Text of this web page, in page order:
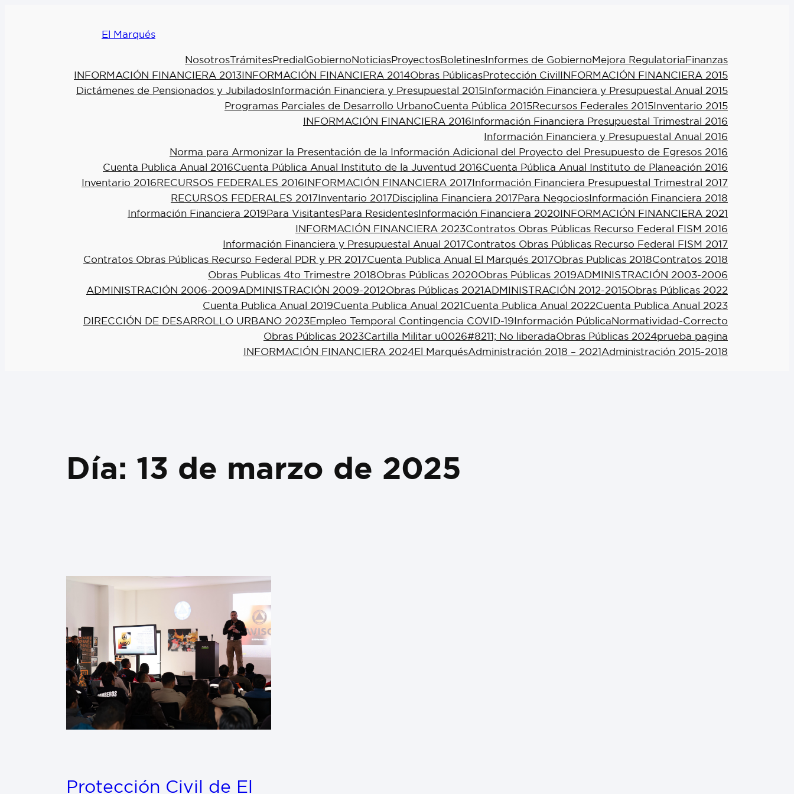
El Marqués
NosotrosTrámitesPredialGobiernoNoticiasProyectosBoletinesInformes de GobiernoMejora RegulatoriaFinanzas
INFORMACIÓN FINANCIERA 2013INFORMACIÓN FINANCIERA 2014Obras PúblicasProtección CivilINFORMACIÓN FINANCIERA 2015
Dictámenes de Pensionados y JubiladosInformación Financiera y Presupuestal 2015Información Financiera y Presupuestal Anual 2015
Programas Parciales de Desarrollo UrbanoCuenta Pública 2015Recursos Federales 2015Inventario 2015
INFORMACIÓN FINANCIERA 2016Información Financiera Presupuestal Trimestral 2016
Información Financiera y Presupuestal Anual 2016
Norma para Armonizar la Presentación de la Información Adicional del Proyecto del Presupuesto de Egresos 2016
Cuenta Publica Anual 2016Cuenta Pública Anual Instituto de la Juventud 2016Cuenta Pública Anual Instituto de Planeación 2016
Inventario 2016RECURSOS FEDERALES 2016INFORMACIÓN FINANCIERA 2017Información Financiera Presupuestal Trimestral 2017
RECURSOS FEDERALES 2017Inventario 2017Disciplina Financiera 2017Para NegociosInformación Financiera 2018
Información Financiera 2019Para VisitantesPara ResidentesInformación Financiera 2020INFORMACIÓN FINANCIERA 2021
INFORMACIÓN FINANCIERA 2023Contratos Obras Públicas Recurso Federal FISM 2016
Información Financiera y Presupuestal Anual 2017Contratos Obras Públicas Recurso Federal FISM 2017
Contratos Obras Públicas Recurso Federal PDR y PR 2017Cuenta Publica Anual El Marqués 2017Obras Publicas 2018Contratos 2018
Obras Publicas 4to Trimestre 2018Obras Públicas 2020Obras Públicas 2019ADMINISTRACIÓN 2003-2006
ADMINISTRACIÓN 2006-2009ADMINISTRACIÓN 2009-2012Obras Públicas 2021ADMINISTRACIÓN 2012-2015Obras Públicas 2022
Cuenta Publica Anual 2019Cuenta Publica Anual 2021Cuenta Publica Anual 2022Cuenta Publica Anual 2023
DIRECCIÓN DE DESARROLLO URBANO 2023Empleo Temporal Contingencia COVID-19Información PúblicaNormatividad-Correcto
Obras Públicas 2023Cartilla Militar u0026#8211; No liberadaObras Públicas 2024prueba pagina
INFORMACIÓN FINANCIERA 2024El MarquésAdministración 2018 – 2021Administración 2015-2018
Día: 13 de marzo de 2025
Protección Civil de El